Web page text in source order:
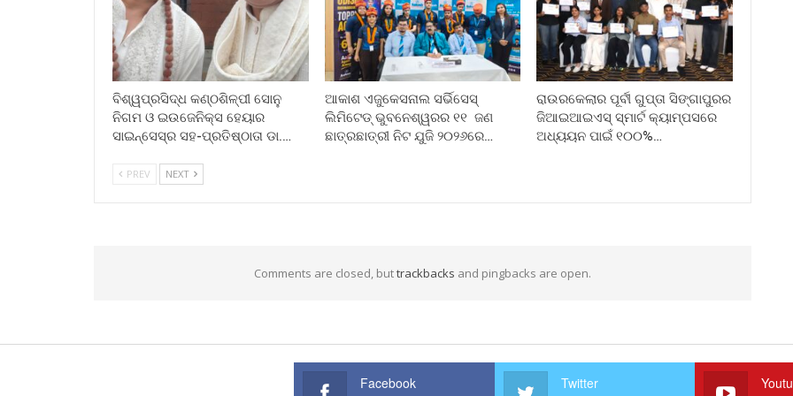
ବିଶ୍ୱପ୍ରସିଦ୍ଧ କଣ୍ଠଶିଳ୍ପୀ ସୋନୁ
ନିଗମ ଓ ଇଉଜେନିକ୍ସ ହେୟାର
ସାଇନ୍ସେସ୍ର ସହ-ପ୍ରତିଷ୍ଠାତା ଡା.…
ଆକାଶ ଏଜୁକେସନାଲ ସର୍ଭିସେସ୍
ଲିମିଟେଡ୍ ଭୁବନେଶ୍ୱରର ୧୧ ଜଣ
ଛାତ୍ରଛାତ୍ରୀ ନିଟ ଯୁଜି ୨୦୨୬ରେ…
ରାଉରକେଲାର ପୂର୍ବୀ ଗୁପ୍ତା ସିଙ୍ଗାପୁରର
ଜିଆଇଆଇଏସ୍ ସ୍ମାର୍ଟ କ୍ୟାମ୍ପସରେ
ଅଧ୍ୟୟନ ପାଇଁ ୧୦୦%…
PREV NEXT
Comments are closed, buttrackbacks and pingbacks are open.
Facebook Twitter